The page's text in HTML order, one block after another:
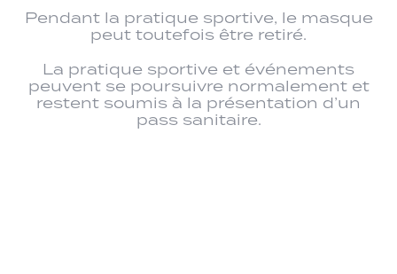
Pendant la pratique sportive, le masque
peut toutefois être retiré.
La pratique sportive et événements
peuvent se poursuivre normalement et
restent soumis à la présentation d’un
pass sanitaire.